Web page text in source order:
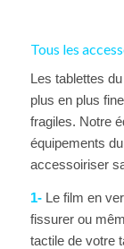
Tous les
Les tablettes
plus en plus
fragiles. Notre
équipements
accessoiriser
1-Le film en
fissurer ou
tactile de votre